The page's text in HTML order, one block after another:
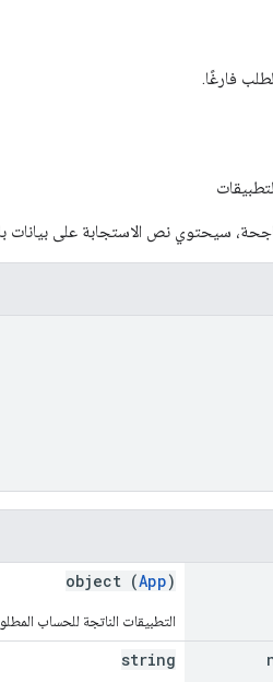
فارغًا.
سيحتوي نص الاستجابة على بيانات
object (App)
التطبيقات الناتجة للحساب
string